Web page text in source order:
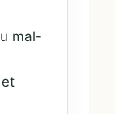
mal-